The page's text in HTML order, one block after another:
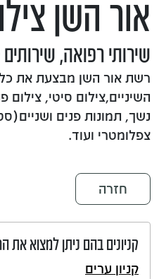
אור השן
שירותי רפואה,
רשת אור השן מבצעת את כל
השיניים,צילום סיטי, צילום
נשך, תמונות פנים
צפלומטרי ועוד.
חזרה
קניונים בהם ניתן למצוא את
קניון ערים